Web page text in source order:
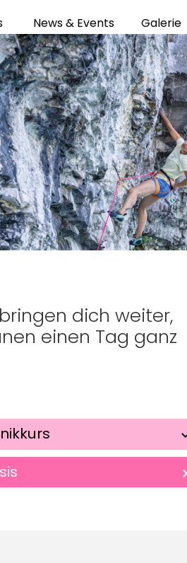
News & Events Galerie
dich weiter,
einen Tag ganz